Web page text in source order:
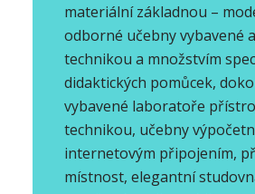
materiální základnou –
odborné učebny vybavené
technikou a množstvím
didaktických pomůcek,
vybavené laboratoře
technikou, učebny
internetovým připojením,
místnost, elegantní